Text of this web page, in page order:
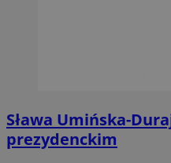
Sława Umińska-
prezydenckim